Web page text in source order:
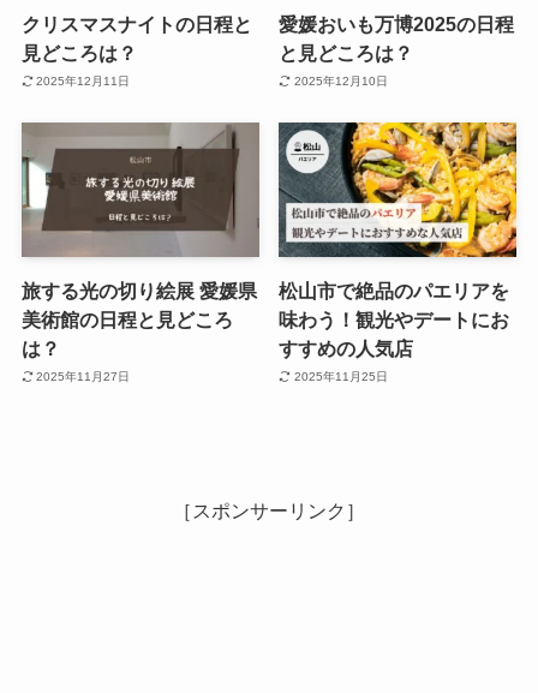
クリスマスナイトの日程と
見どころは？
2025年12月11日
愛媛おいも万博2025の日程
と見どころは？
2025年12月10日
旅する光の切り絵展 愛媛県
美術館の日程と見どころ
は？
2025年11月27日
松山市で絶品のパエリアを
味わう！観光やデートにお
すすめの人気店
2025年11月25日
［スポンサーリンク］